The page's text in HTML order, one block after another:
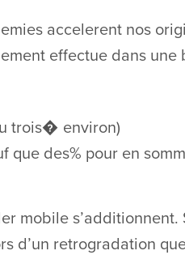
accelerent nos
effectue dans une
trois� environ)
que des% pour en
mobile s’additionnent.
d’un retrogradation